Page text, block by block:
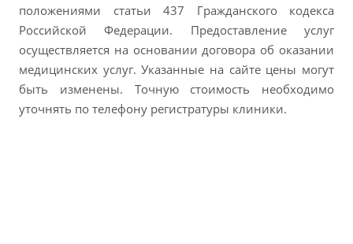
положениями статьи 437 Гражданского кодекса
Российской Федерации. Предоставление услуг
осуществляется на основании договора об оказании
медицинских услуг. Указанные на сайте цены могут
быть изменены. Точную стоимость необходимо
уточнять по телефону регистратуры клиники.